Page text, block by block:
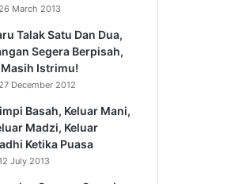
26 March 2013
Talak Satu Dan Dua,
Segera Berpisah,
Masih Istrimu!
27 December 2012
Basah, Keluar Mani,
Madzi, Keluar
Ketika Puasa
July 2013